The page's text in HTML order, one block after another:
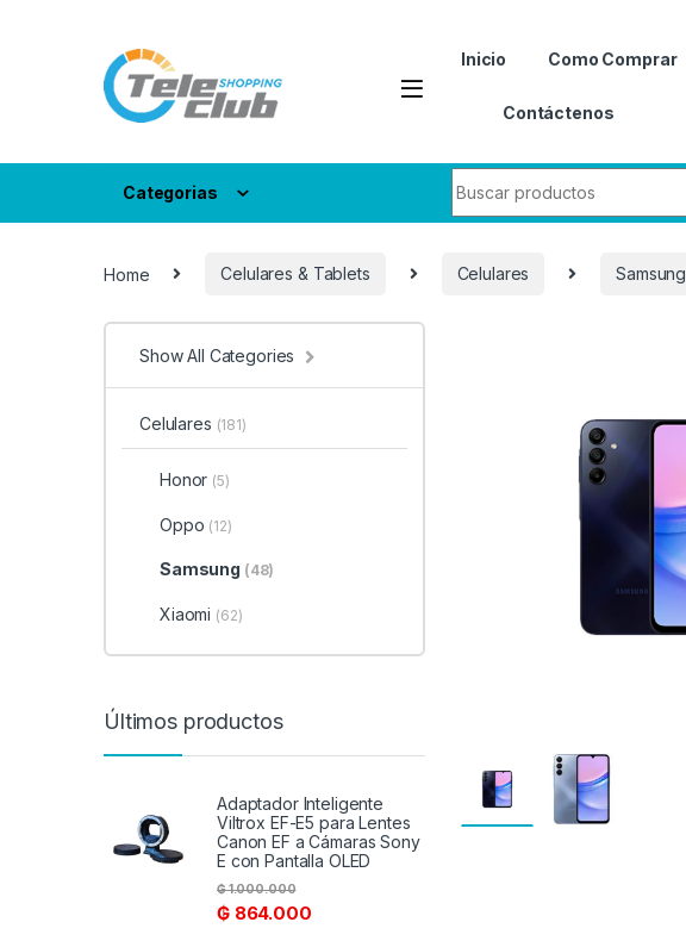
Inicio Como Comprar
Contáctenos
Categorias
Home Celulares & Tablets Celulares Samsung
Show All Categories
Celulares (181)
Honor (5)
Oppo (12)
Samsung (48)
Xiaomi (62)
Últimos productos
Adaptador Inteligente
Viltrox EF-E5 para Lentes
Canon EF a Cámaras Sony
E con Pantalla OLED
₲864.000
₲1.000.000